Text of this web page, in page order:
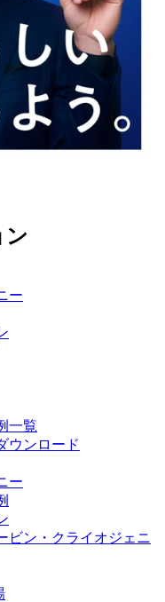
ン
ー
一覧
ウンロード
ー
ビン・クライオジェニ